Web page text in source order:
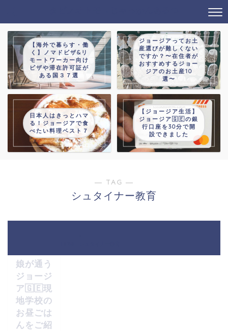
【海外で暮らす・働
く】ノマドビザ&リ
モートワーカー向け
ビザや滞在許可証が
ある国３７選
ジョージアってお土
産選びが難しくない
ですか？〜在住者が
おすすめするジョー
ジアのお土産10
選〜
日本人はきっとハマ
る！ジョージアで食
べたい料理ベスト７
【ジョージア生活】
ジョージア🇬🇪の銀
行口座を30分で開
設できました
― TAG ―
シュタイナー教育
娘が通う
ジョージ
ア🇬🇪現
地学校の
お昼ごは
んをご紹